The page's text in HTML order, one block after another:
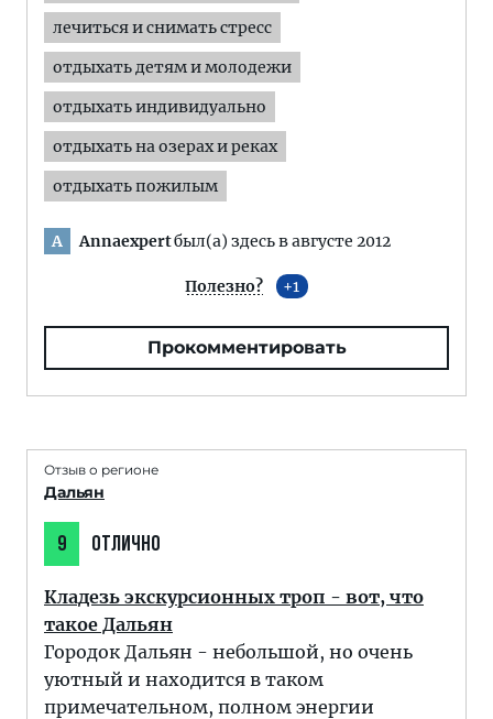
лечиться и снимать стресс
отдыхать детям и молодежи
отдыхать индивидуально
отдыхать на озерах и реках
отдыхать пожилым
A Annaexpertбыл(а) здесь в августе 2012
Полезно? 1
Прокомментировать
Отзыв о регионе
Дальян
9 ОТЛИЧНО
Кладезь экскурсионных троп - вот, что
такое Дальян
Городок Дальян - небольшой, но очень
уютный и находится в таком
примечательном, полном энергии